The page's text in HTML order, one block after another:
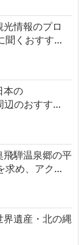
情報のプロ
聞くおすす…
本の
辺のおすす…
飛騨温泉郷の平
求め、アク…
界遺産・北の縄